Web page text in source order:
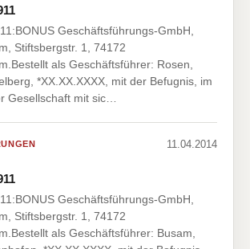
Geschäftsführungs-GmbH,
Stiftsbergstr. 1, 74172
als Geschäftsführer: Rosen,
*XX.XX.XXXX, mit der Befugnis, im
Gesellschaft mit sic…
11.04.2014
Geschäftsführungs-GmbH,
Stiftsbergstr. 1, 74172
als Geschäftsführer: Busam,